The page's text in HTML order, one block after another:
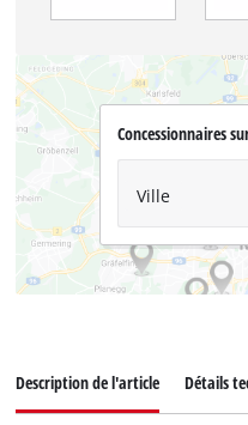
Concessionnaires
Ville
Description de l'article Détails